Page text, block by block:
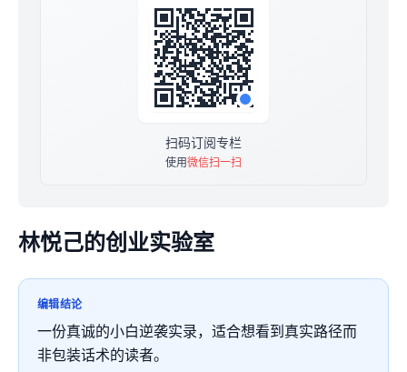
扫码订阅专栏
使用微信扫一扫
林悦己的创业实验室
编辑结论
一份真诚的小白逆袭实录，适合想看到真实路径而
非包装话术的读者。